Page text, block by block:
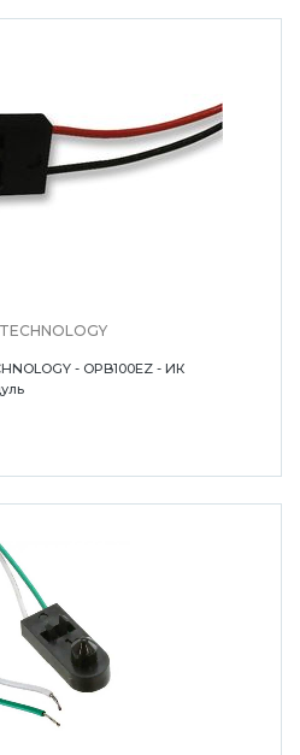
- OPB100EZ - ИК